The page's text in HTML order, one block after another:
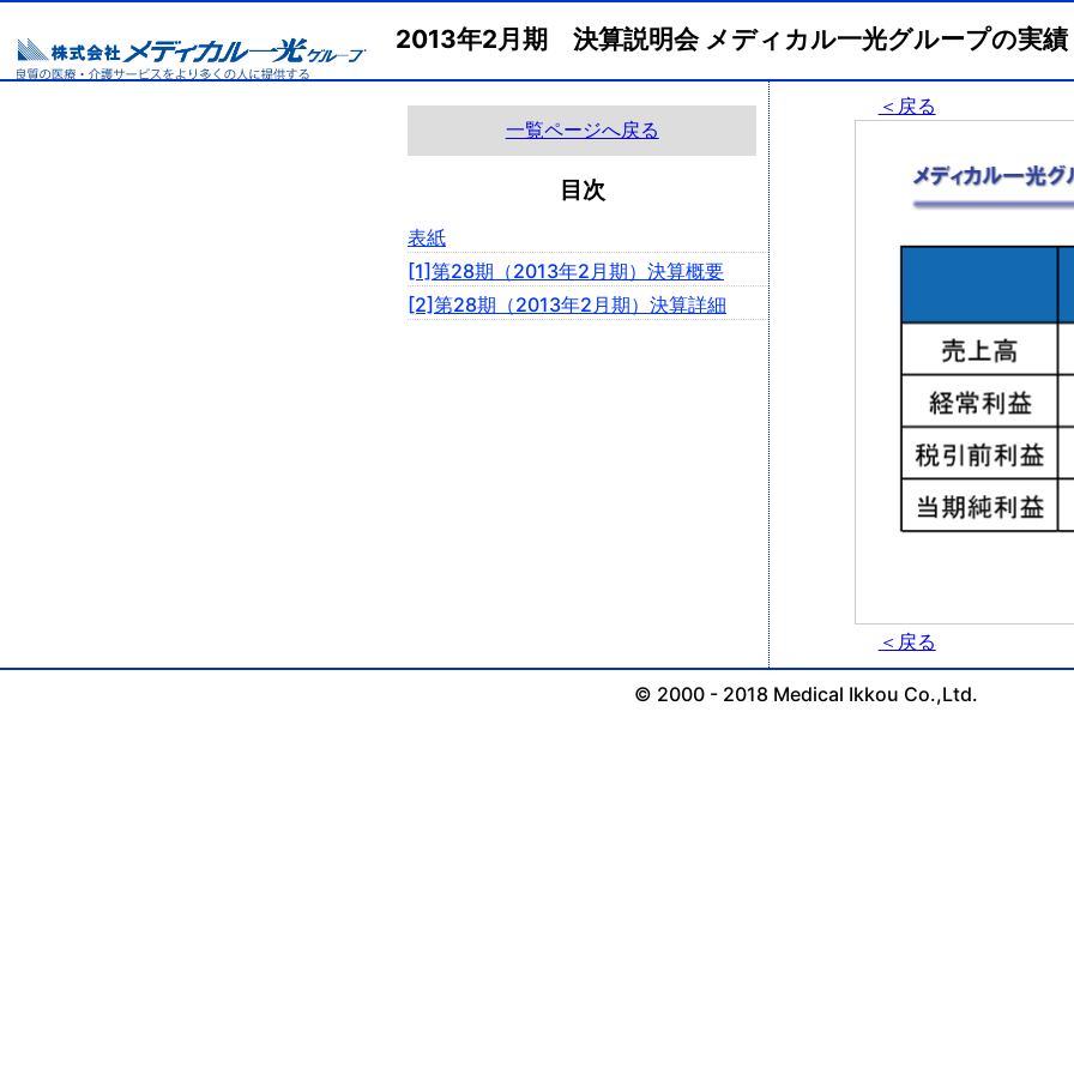
2013年2月期 決算説明会 メディカル一光グループの実
一覧ページへ戻る
目次
表紙
[1]第28期（2013年2月期）決算概要
[2]第28期（2013年2月期）決算詳細
＜戻る
＜戻る
© 2000 - 2018 Medical Ikkou Co.,Ltd.